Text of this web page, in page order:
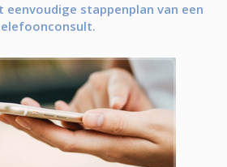
eenvoudige stappenplan van een